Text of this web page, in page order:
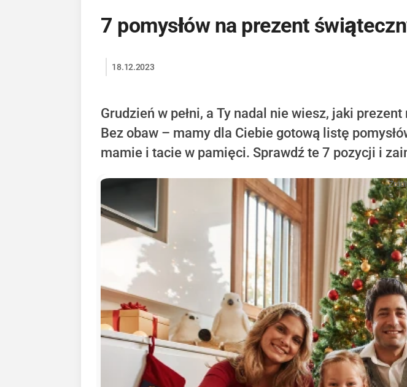
7 pomysłów na prezent
18.12.2023
Grudzień w pełni, a Ty nadal nie wiesz, jaki
Bez obaw – mamy dla Ciebie gotową listę
mamie i tacie w pamięci. Sprawdź te 7 pozycji i